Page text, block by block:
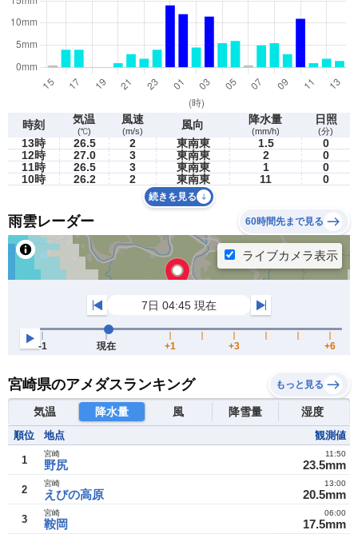
時刻 気温
(℃)
風速
(m/s) 風向 降水量
(mm/h)
日照
(分)
13時 26.5 2 東南東 1.5
0
12時
27.0 3 東南東 2
0
11時
26.5 3 東南東 1
0
10時
26.2 2 東南東 11 0
続きを見る
雨雲レーダー 60時間先まで見る
宮崎県のアメダスランキング もっと見る
気温 降水量 風 降雪量 湿度
順位 地点 観測値
1 野尻
宮崎
23.5mm
11:50
2 えびの高原
宮崎
20.5mm
13:00
3 鞍岡
宮崎
17.5mm
06:00